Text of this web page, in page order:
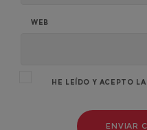
WEB
HE LEÍDO Y ACEPTO LA